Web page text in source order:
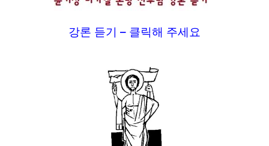
강론 듣기 – 클릭해 주세요